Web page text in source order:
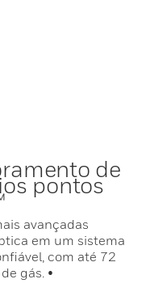
de
pontos
avançadas
em um sistema
com até 72
gás. •